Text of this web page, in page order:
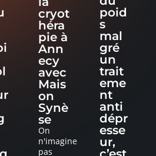
cryot
héra
pie à
Ann
ecy
avec
Mais
on
Synè
se
On
n'imagine
pas
poid
s
mal
gré
un
trait
eme
nt
anti
dépr
esse
ur,